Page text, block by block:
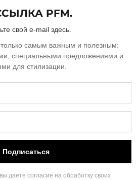
PFM.
свой e-mail здесь.
самым важным и полезным:
специальными предложениями и
для стилизации.
Подписаться
даете согласие на обработку своих